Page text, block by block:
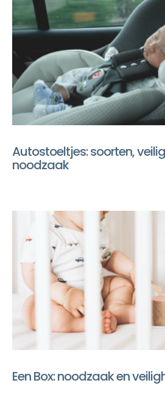
Autostoeltjes: soorten,
noodzaak
Een Box: noodzaak en